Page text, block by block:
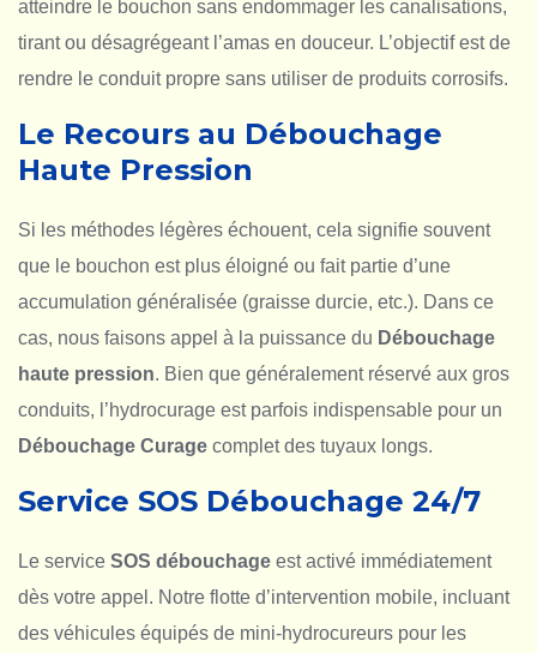
atteindre le bouchon sans endommager les canalisations,
tirant ou désagrégeant l’amas en douceur. L’objectif est de
rendre le conduit propre sans utiliser de produits corrosifs.
Le Recours au Débouchage
Haute Pression
Si les méthodes légères échouent, cela signifie souvent
que le bouchon est plus éloigné ou fait partie d’une
accumulation généralisée (graisse durcie, etc.). Dans ce
cas, nous faisons appel à la puissance du Débouchage
haute pression. Bien que généralement réservé aux gros
conduits, l’hydrocurage est parfois indispensable pour un
Débouchage Curage complet des tuyaux longs.
Service SOS Débouchage 24/7
Le service SOS débouchage est activé immédiatement
dès votre appel. Notre flotte d’intervention mobile, incluant
des véhicules équipés de mini-hydrocureurs pour les